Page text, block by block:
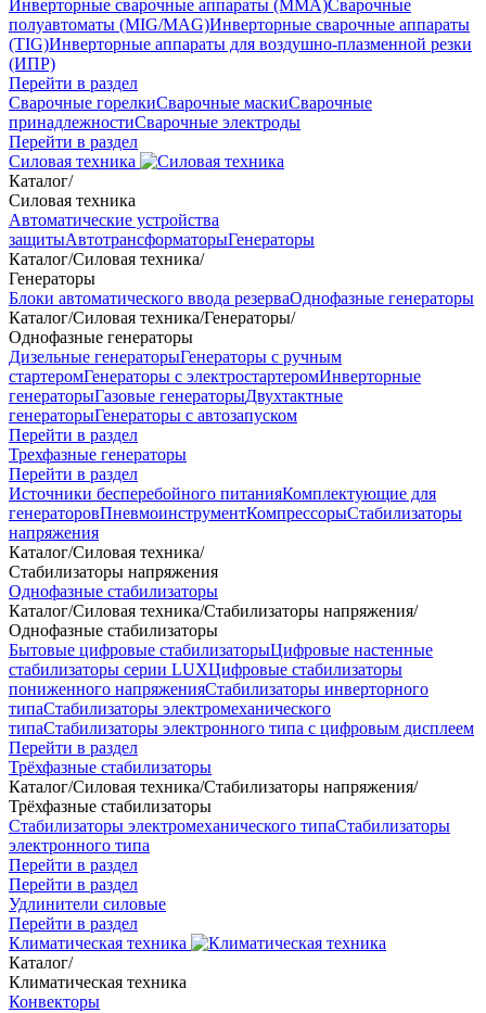
Инверторные сварочные аппараты (ММА)Сварочные
полуавтоматы (MIG/MAG)Инверторные сварочные аппараты
(TIG)Инверторные аппараты для воздушно-плазменной резки
(ИПР)
Перейти в раздел
Сварочные горелкиСварочные маскиСварочные
принадлежностиСварочные электроды
Перейти в раздел
Силовая техника
Каталог/
Силовая техника
Автоматические устройства
защитыАвтотрансформаторыГенераторы
Каталог/Силовая техника/
Генераторы
Блоки автоматического ввода резерваОднофазные генераторы
Каталог/Силовая техника/Генераторы/
Однофазные генераторы
Дизельные генераторыГенераторы с ручным
стартеромГенераторы с электростартеромИнверторные
генераторыГазовые генераторыДвухтактные
генераторыГенераторы с автозапуском
Перейти в раздел
Трехфазные генераторы
Перейти в раздел
Источники бесперебойного питанияКомплектующие для
генераторовПневмоинструментКомпрессорыСтабилизаторы
напряжения
Каталог/Силовая техника/
Стабилизаторы напряжения
Однофазные стабилизаторы
Каталог/Силовая техника/Стабилизаторы напряжения/
Однофазные стабилизаторы
Бытовые цифровые стабилизаторыЦифровые настенные
стабилизаторы серии LUXЦифровые стабилизаторы
пониженного напряженияСтабилизаторы инверторного
типаСтабилизаторы электромеханического
типаСтабилизаторы электронного типа с цифровым дисплеем
Перейти в раздел
Трёхфазные стабилизаторы
Каталог/Силовая техника/Стабилизаторы напряжения/
Трёхфазные стабилизаторы
Стабилизаторы электромеханического типаСтабилизаторы
электронного типа
Перейти в раздел
Перейти в раздел
Удлинители силовые
Перейти в раздел
Климатическая техника
Каталог/
Климатическая техника
Конвекторы